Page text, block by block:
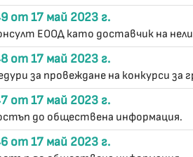
от 17 май 2023 г.
ЕООД като доставчик на
от 17 май 2023 г.
за провеждане на конкурси за
от 17 май 2023 г.
до обществена информация.
от 17 май 2023 г.